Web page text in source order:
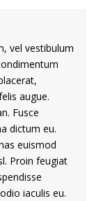
vel vestibulum
augue.
Fusce
dictum eu.
euismod
Proin feugiat
iaculis eu.